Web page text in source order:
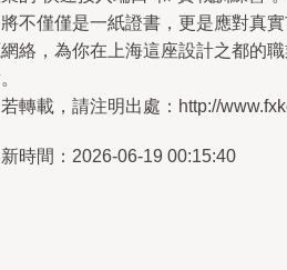
不僅僅是一紙證書，更是應對真
絡，為你在上海這座設計之都的
轉載，請注明出處：http://
時間：2026-06-19 00:15:40